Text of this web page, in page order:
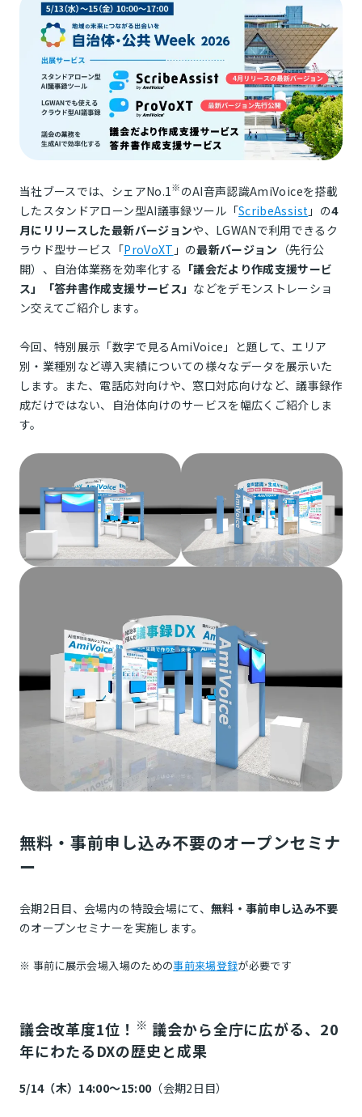
当社ブースでは、シェアNo.1※のAI音声認識AmiVoiceを搭載
したスタンドアローン型AI議事録ツール「ScribeAssist 」の4
月にリリースした最新バージョンや、LGWANで利用できるク
ラウド型サービス「ProVoXT 」の最新バージョン （先行公
開）、自治体業務を効率化する 「議会だより作成支援サービ
ス」「答弁書作成支援サービス」 などをデモンストレーショ
ン交えてご紹介します。
今回、特別展示「数字で見るAmiVoice」と題して、エリア
別・業種別など導入実績についての様々なデータを展示いた
します。また、電話応対向けや、窓口対応向けなど、議事録作
成だけではない、自治体向けのサービスを幅広くご紹介しま
す。
無料・事前申し込み不要のオープンセミナ
ー
会期2日目、会場内の特設会場にて、 無料・事前申し込み不要
のオープンセミナーを実施します。
※ 事前に展示会場入場のための事前来場登録が必要です
議会改革度1位！ ※ 議会から全庁に広がる、20
年にわたるDXの歴史と成果
5/14（木）14:00～15:00 （会期2日目）